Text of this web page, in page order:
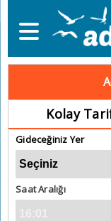
Kolay
Gideceğiniz Yer
Saat Aralığı